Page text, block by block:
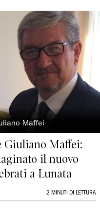
Maffei
Giuliano Maffei:
il nuovo
a Lunata
2 MINUTI DI LETTURA